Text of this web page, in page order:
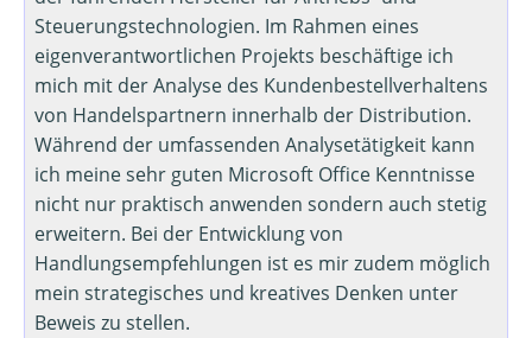
Steuerungstechnologien. Im Rahmen eines
eigenverantwortlichen Projekts beschäftige ich
mich mit der Analyse des Kundenbestellverhaltens
von Handelspartnern innerhalb der Distribution.
Während der umfassenden Analysetätigkeit kann
ich meine sehr guten Microsoft Office Kenntnisse
nicht nur praktisch anwenden sondern auch stetig
erweitern. Bei der Entwicklung von
Handlungsempfehlungen ist es mir zudem möglich
mein strategisches und kreatives Denken unter
Beweis zu stellen.